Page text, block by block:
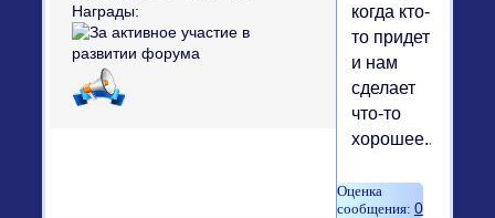
Награды:
когда кто-
то придет
и нам
сделает
что-то
хорошее...
0